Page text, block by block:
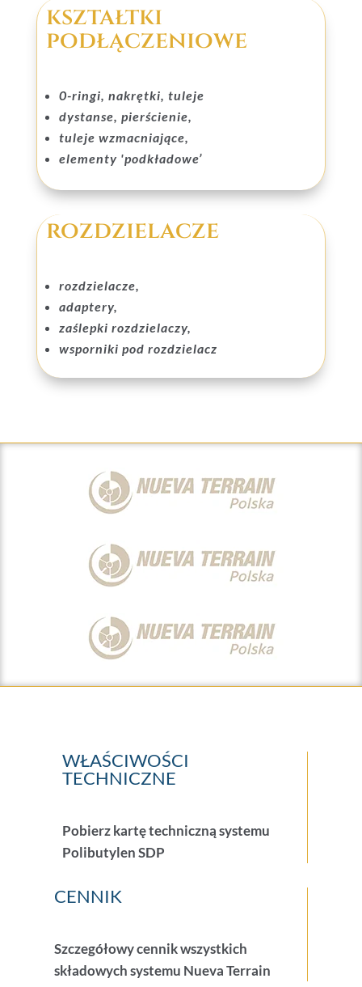
kształtki
podłączeniowe
0-ringi, nakrętki, tuleje
dystanse, pierścienie,
tuleje wzmacniające,
elementy 'podkładowe’
rozdzielacze
rozdzielacze,
adaptery,
zaślepki rozdzielaczy,
wsporniki pod rozdzielacz
WŁAŚCIWOŚCI
TECHNICZNE
Pobierz kartę techniczną systemu
Polibutylen SDP
CENNIK
Szczegółowy cennik wszystkich
składowych systemu Nueva Terrain